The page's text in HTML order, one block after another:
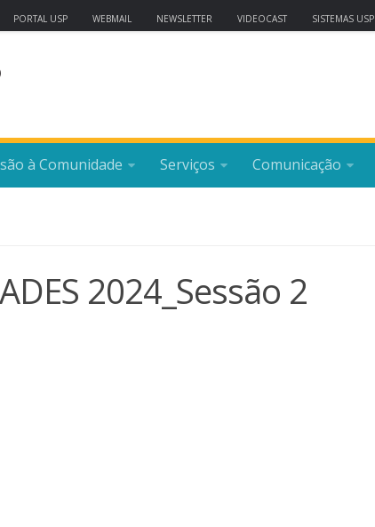
PORTAL USP WEBMAIL NEWSLETTER VIDEOCAST SISTEMAS USP
à Comunidade Serviços Comunicação
2024_Sessão 2